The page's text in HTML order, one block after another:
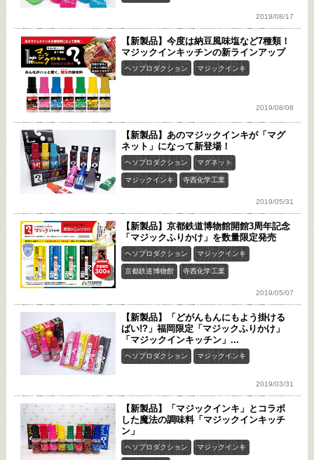
2019/08/17
【新製品】今度は納豆風味塩など7種類！
マジックインキッチンの新ラインアップ
ヘソプロダクション マジックインキ
2019/08/08
【新製品】あのマジックインキが「マグ
ネット」になって新登場！
ヘソプロダクション マグネット
マジックインキ 寺西化学工業
2019/05/31
【新製品】京都鉄道博物館開館3周年記念
「マジックふりかけ」を数量限定発売
ヘソプロダクション マジックインキ
京都鉄道博物館 寺西化学工業
2019/05/07
【新製品】「どがんもんにもよう掛ける
ばい!?」福岡限定「マジックふりかけ」
「マジックインキッチン」...
ヘソプロダクション マジックインキ
2019/03/31
【新製品】「マジックインキ」とコラボ
した魔法の調味料「マジックインキッチ
ン」
ヘソプロダクション マジックインキ